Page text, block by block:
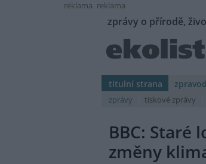
reklama reklama
zprávy o přírodě,
titulní strana
zprávy tiskové zprávy
BBC: Staré
změny